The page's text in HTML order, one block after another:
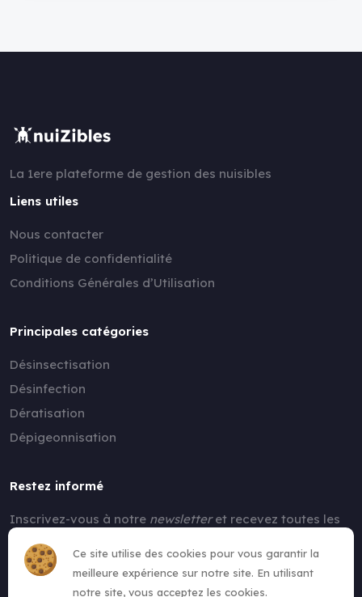
La 1ere plateforme de gestion des nuisibles
Ce site utilise des cookies pour vous garantir la
meilleure expérience sur notre site. En utilisant
notre site, vous acceptez les cookies.
Liens utiles
Nous contacter
Politique de confidentialité
Conditions Générales d’Utilisation
Principales catégories
Désinsectisation
Désinfection
Dératisation
Dépigeonnisation
Restez informé
Inscrivez-vous à notre newsletteret recevez toutes les
nouvelles !